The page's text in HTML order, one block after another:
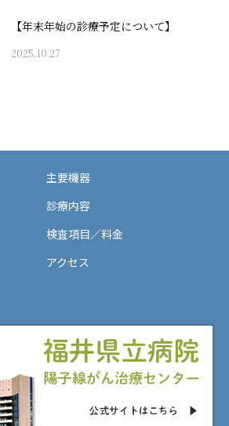
【年末年始の診療予定について】
2025.10.27
主要機器
診療内容
検査項目／料金
アクセス